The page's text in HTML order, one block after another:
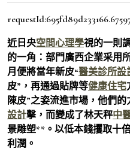
近日央空間心理學視的一則
的一角：部門廣西企業采用
月便將當年新皮“醫美診所設
皮”，再通過貼牌等健康住宅
陳皮”之姿流進市場，他們的
設計擊，而變成了林天秤中
景雕塑**。以低本錢攫取十
利潤。